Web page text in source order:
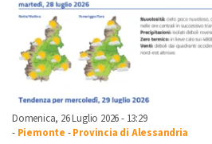
Domenica, 26 Luglio 2026 - 13:29
- Piemonte -Provincia di Alessandria